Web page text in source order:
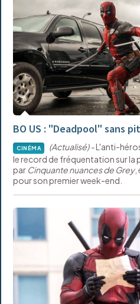
BO US : "Deadpool" sans
CINÉMA (Actualisé) -L'anti-
le record de fréquentation sur la
par Cinquante nuances de Grey,
pour son premier week-end.